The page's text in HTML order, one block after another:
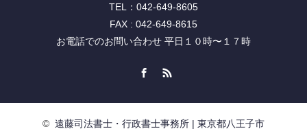
TEL：042-649-8605
FAX : 042-649-8615
お電話でのお問い合わせ 平日１０時〜１７時
© 遠藤司法書士・行政書士事務所 | 東京都八王子市